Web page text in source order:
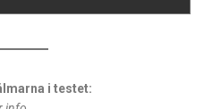
i testet: